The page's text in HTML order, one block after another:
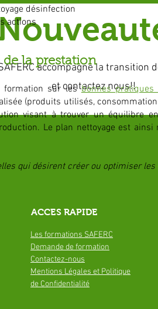
accompagne la
et contactez nous!!
désinfection
actions
de la prestation
formation sur lesbonnes pratiques
(produits utilisés,
visant à trouver un équilibre
Le plan nettoyage est
qui désirent créer ou optimiser les
ACCES RAPIDE
Les formations SAFERC
Demande deformation
Contactez-nous
Mentions Légales et Politique
de Confidentialité